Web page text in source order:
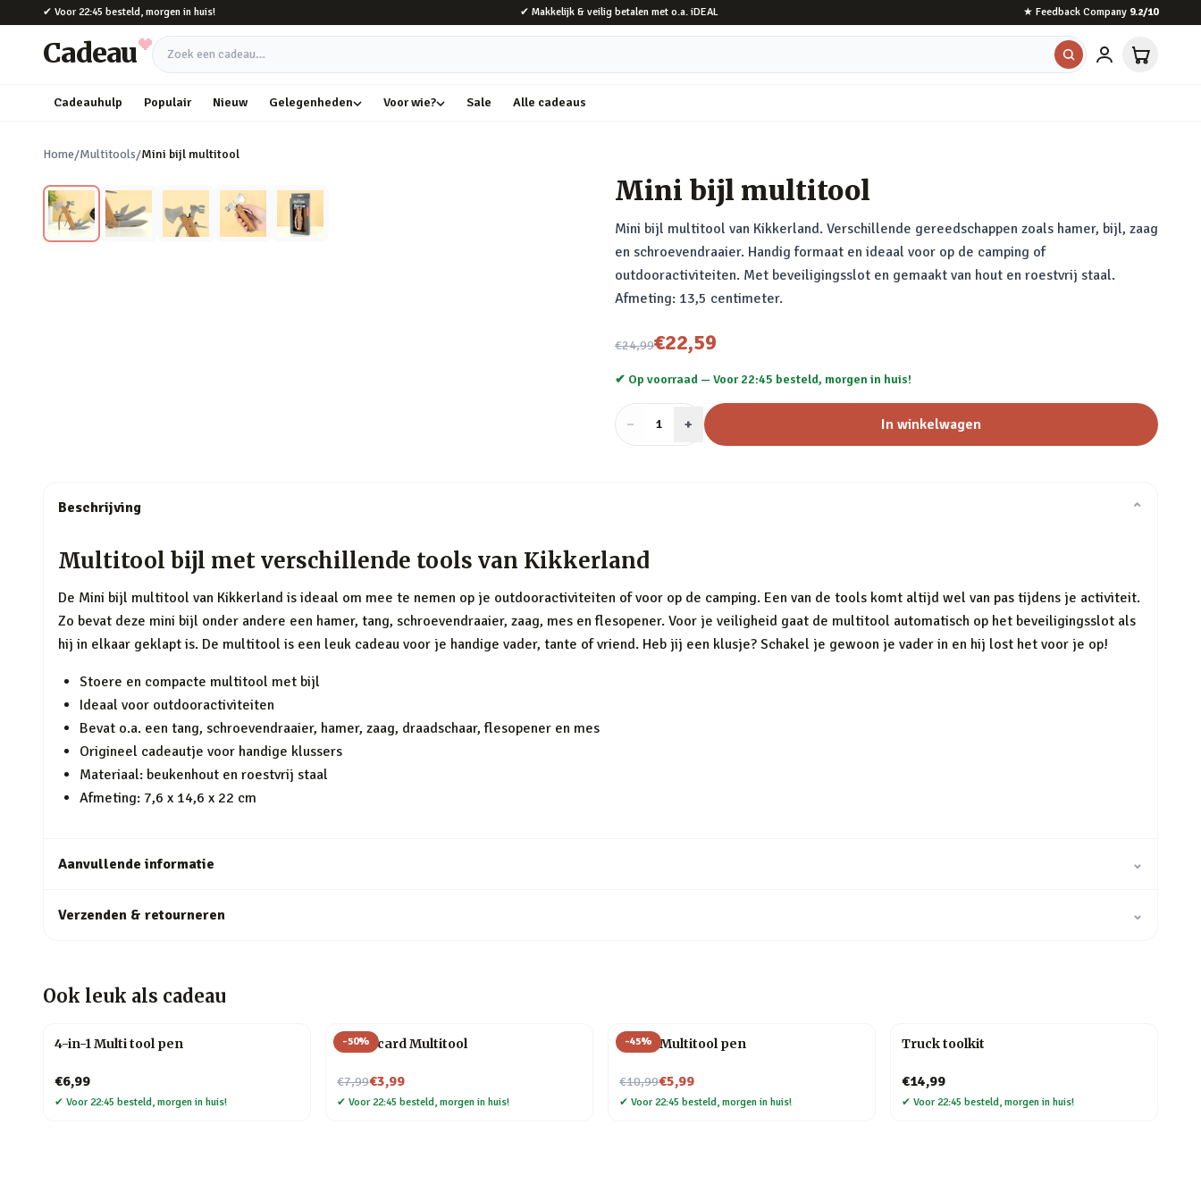
Naar hoofdinhoud
✔ Voor 22:45 besteld, morgen in huis! ✔ Makkelijk & veilig betalen met o.a. iDEAL ★ Feedback Company 9.2/10
Cadeau Zoek een cadeau
Cadeauhulp Populair Nieuw Gelegenheden Voor wie? Sale Alle cadeaus
Home/Multitools/Mini bijl multitool
Mini bijl multitool
Mini bijl multitool van Kikkerland. Verschillende gereedschappen zoals hamer, bijl, zaag
en schroevendraaier. Handig formaat en ideaal voor op de camping of
outdooractiviteiten. Met beveiligingsslot en gemaakt van hout en roestvrij staal.
Afmeting: 13,5 centimeter.
€24,99
Nu voor€22,59
✔ Op voorraad —Voor 22:45 besteld, morgen in huis!
− Aantal
1 + In winkelwagen
Beschrijving ⌄
Multitool bijl met verschillende tools van Kikkerland
De Mini bijl multitool van Kikkerland is ideaal om mee te nemen op je outdooractiviteiten of voor op de camping. Een van de tools komt altijd wel van pas tijdens je activiteit.
Zo bevat deze mini bijl onder andere een hamer, tang, schroevendraaier, zaag, mes en flesopener. Voor je veiligheid gaat de multitool automatisch op het beveiligingsslot als
hij in elkaar geklapt is. De multitool is een leuk cadeau voor je handige vader, tante of vriend. Heb jij een klusje? Schakel je gewoon je vader in en hij lost het voor je op!
Stoere en compacte multitool met bijl
Ideaal voor outdooractiviteiten
Bevat o.a. een tang, schroevendraaier, hamer, zaag, draadschaar, flesopener en mes
Origineel cadeautje voor handige klussers
Materiaal: beukenhout en roestvrij staal
Afmeting: 7,6 x 14,6 x 22 cm
Aanvullende informatie ⌄
Verzenden & retourneren ⌄
Ook leuk als cadeau
4-in-1 Multi tool pen
€6,99
✔ Voor 22:45 besteld, morgen in huis!
-50%
Creditcard Multitool
€7,99
Nu voor€3,99
✔ Voor 22:45 besteld, morgen in huis!
-45%
6-in-1 Multitool pen
€10,99
Nu voor€5,99
✔ Voor 22:45 besteld, morgen in huis!
Truck toolkit
€14,99
✔ Voor 22:45 besteld, morgen in huis!